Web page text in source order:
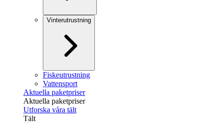
Vinterutrustning
Fiskeutrustning
Vattensport
Aktuella paketpriser
Aktuella paketpriser
Utforska våra tält
Tält